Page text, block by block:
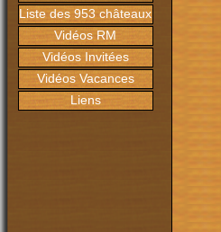
Liste des 953 châteaux
Vidéos RM
Vidéos Invitées
Vidéos Vacances
Liens